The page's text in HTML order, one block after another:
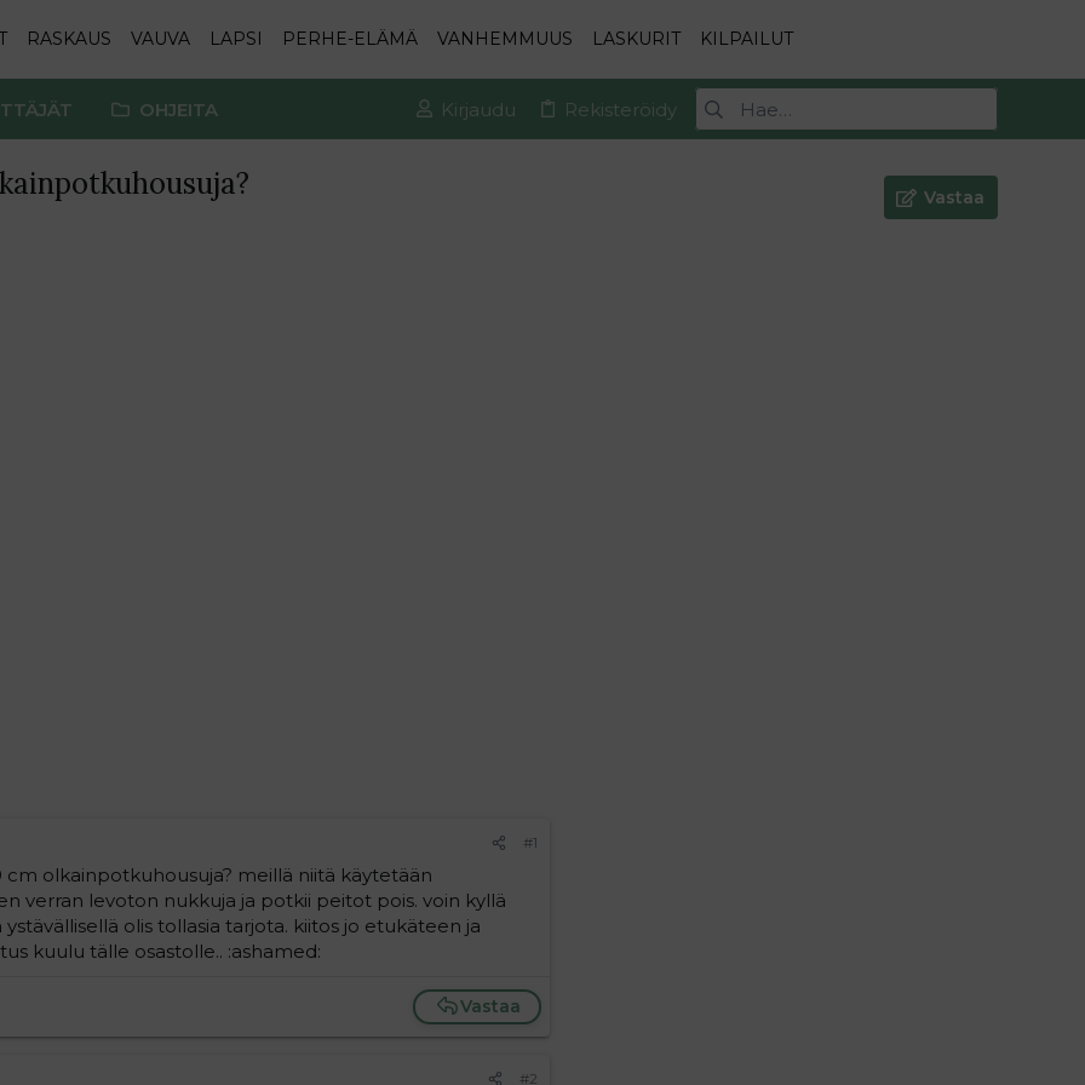
RASKAUS VAUVA LAPSI PERHE-ELÄMÄ VANHEMMUUS LASKURIT KILPAILUT
OHJEITA Kirjaudu Rekisteröidy
Vastaa
#1
olkainpotkuhousuja? meillä niitä käytetään
verran levoton nukkuja ja potkii peitot pois. voin kyllä
olis tollasia tarjota. kiitos jo etukäteen ja
kuulu tälle osastolle.. :ashamed:
Vastaa
#2